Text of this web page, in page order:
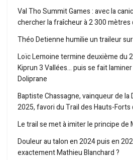
Val Tho Summit Games : avec la
chercher la fraîcheur à 2 300
Théo Detienne humilie un traileur
Loïc Lemoine termine deuxième du
Kiprun 3 Vallées… puis se fait
Doliprane
Baptiste Chassagne, vainqueur de la
2025, favori du Trail des Hauts-
Le trail se met à imiter le principe de
Douleur au talon en 2024 puis en
exactement Mathieu Blanchard ?